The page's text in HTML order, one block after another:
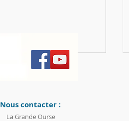
Nous contacter :
La Grande Ourse